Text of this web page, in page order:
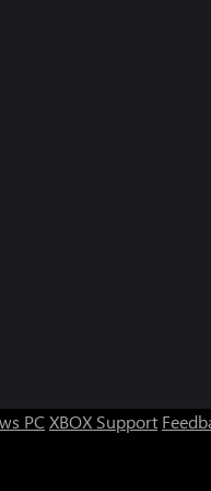
PC XBOX Support